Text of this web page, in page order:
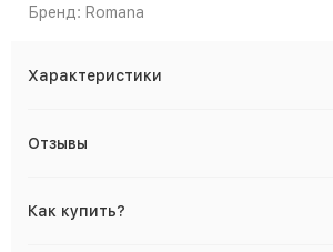
Бренд: Romana
Характеристики
Отзывы
Как купить?